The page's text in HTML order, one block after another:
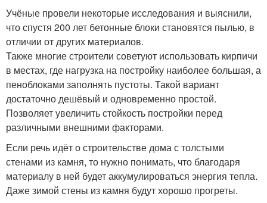
Учёные провели некоторые исследования и выяснили,
что спустя 200 лет бетонные блоки становятся пылью, в
отличии от других материалов.
Также многие строители советуют использовать кирпичи
в местах, где нагрузка на постройку наиболее большая, а
пеноблоками заполнять пустоты. Такой вариант
достаточно дешёвый и одновременно простой.
Позволяет увеличить стойкость постройки перед
различными внешними факторами.
Если речь идёт о строительстве дома с толстыми
стенами из камня, то нужно понимать, что благодаря
материалу в ней будет аккумулироваться энергия тепла.
Даже зимой стены из камня будут хорошо прогреты.